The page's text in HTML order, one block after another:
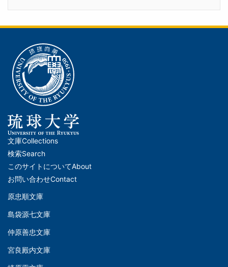
メ
イ
ン
ナ
ビ
ー
シ
文庫Collections
検索Search
このサイトについてAbout
お問い合わせContact
文
(Left)
原忠順文庫
島袋源七文庫
仲原善忠文庫
文
宮良殿内文庫